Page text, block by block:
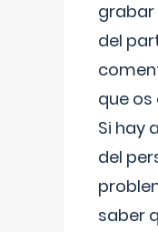
del
que
Si hay
del
saber